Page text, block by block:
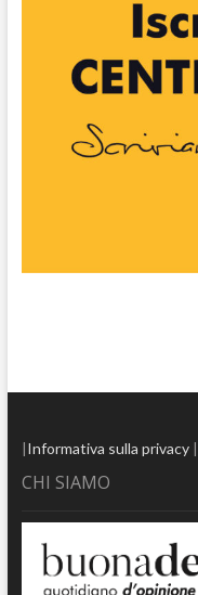
|Informativa sulla privacy|
CHI SIAMO